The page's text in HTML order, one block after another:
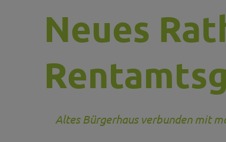
Neues
Altes Bürgerhaus verbunden mit